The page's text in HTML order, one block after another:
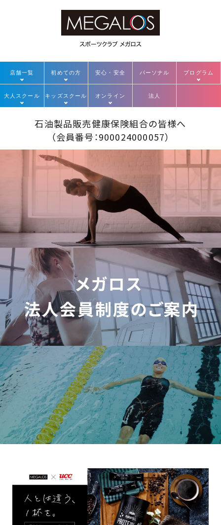
店舗一覧 初めての方 安心・安全 パーソナル プログラム
大人スクール キッズスクール オンライン 法人
石油製品販売健康保険組合の皆様へ
（会員番号：900024000057）